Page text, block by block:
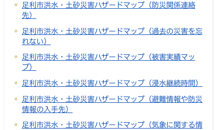
足利市洪水・土砂災害ハザードマップ（防災関係連絡
先）
足利市洪水・土砂災害ハザードマップ（過去の災害を忘
れない）
足利市洪水・土砂災害ハザードマップ（被害実績マッ
プ）
足利市洪水・土砂災害ハザードマップ（浸水継続時間）
足利市洪水・土砂災害ハザードマップ（避難情報や防災
情報の入手先）
足利市洪水・土砂災害ハザードマップ（気象に関する情